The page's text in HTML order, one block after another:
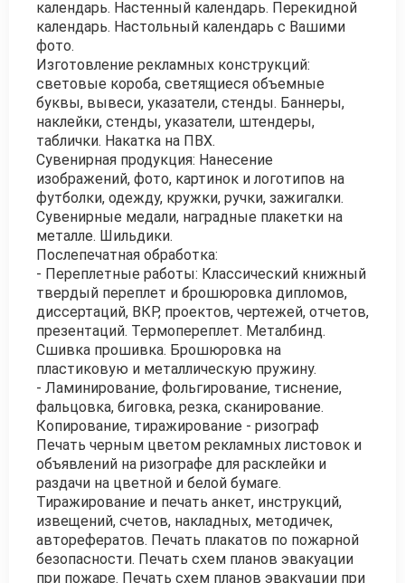
календарь. Настенный календарь. Перекидной
календарь. Настольный календарь с Вашими
фото.
Изготовление рекламных конструкций:
световые короба, светящиеся объемные
буквы, вывеси, указатели, стенды. Баннеры,
наклейки, стенды, указатели, штендеры,
таблички. Накатка на ПВХ.
Сувенирная продукция: Нанесение
изображений, фото, картинок и логотипов на
футболки, одежду, кружки, ручки, зажигалки.
Сувенирные медали, наградные плакетки на
металле. Шильдики.
Послепечатная обработка:
- Переплетные работы: Классический книжный
твердый переплет и брошюровка дипломов,
диссертаций, ВКР, проектов, чертежей, отчетов,
презентаций. Термопереплет. Металбинд.
Сшивка прошивка. Брошюровка на
пластиковую и металлическую пружину.
- Ламинирование, фольгирование, тиснение,
фальцовка, биговка, резка, сканирование.
Копирование, тиражирование - ризограф
Печать черным цветом рекламных листовок и
объявлений на ризографе для расклейки и
раздачи на цветной и белой бумаге.
Тиражирование и печать анкет, инструкций,
извещений, счетов, накладных, методичек,
авторефератов. Печать плакатов по пожарной
безопасности. Печать схем планов эвакуации
при пожаре. Печать схем планов эвакуации при